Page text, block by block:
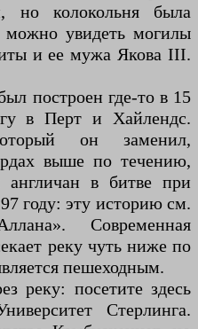
но колокольня была
можно увидеть могилы
и ее мужа Якова III.
построен где-то в 15
в Перт и Хайлендс.
он заменил,
выше по течению,
англичан в битве при
году: эту историю см.
Современная
реку чуть ниже по
пешеходным.
реку: посетите здесь
Стерлинга.